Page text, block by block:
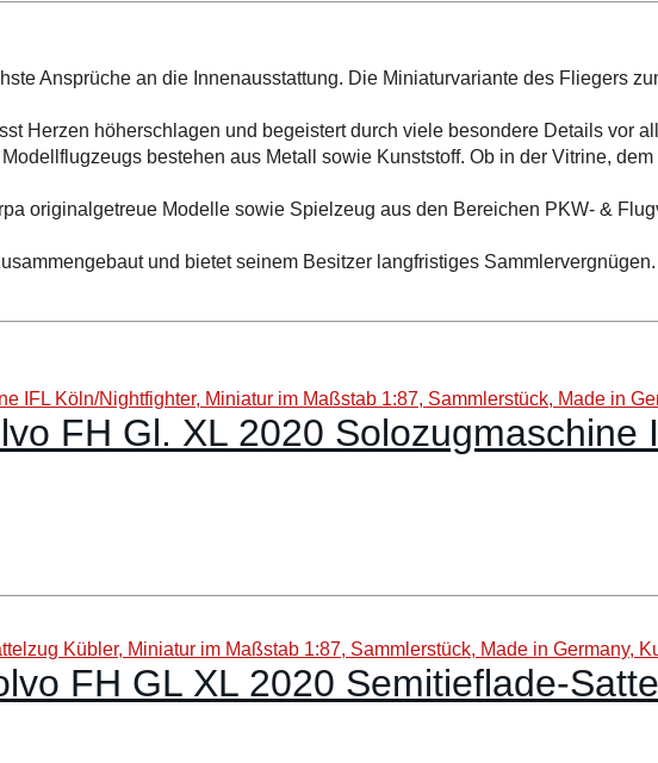
Ansprüche an die Innenausstattung. Die Miniaturvariante des Fliegers
Herzen höherschlagen und begeistert durch viele besondere Details vor
bestehen aus Metall sowie Kunststoff. Ob in der Vitrine,
originalgetreue Modelle sowie Spielzeug aus den Bereichen PKW- &
und bietet seinem Besitzer langfristiges
FH Gl. XL 2020 Solozugmaschine
FH GL XL 2020 Semitieflade-